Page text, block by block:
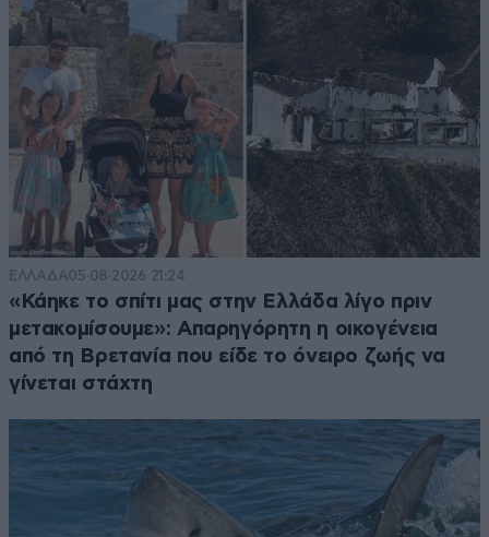
ΕΛΛΑΔΑ05·08·2026 21:24
«Κάηκε το σπίτι μας στην Ελλάδα λίγο πριν
μετακομίσουμε»: Απαρηγόρητη η οικογένεια
από τη Βρετανία που είδε το όνειρο ζωής να
γίνεται στάχτη